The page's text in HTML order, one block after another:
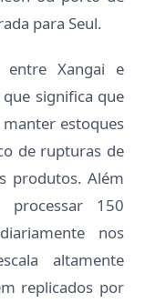
para Seul.
Xangai e
significa que
estoques
de rupturas de
produtos. Além
processar 150
nos
altamente
replicados por